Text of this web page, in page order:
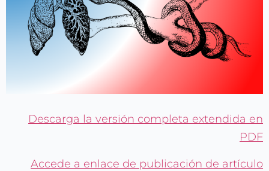
Descarga la versión completa extendida en
PDF
Accede a enlace de publicación de artículo